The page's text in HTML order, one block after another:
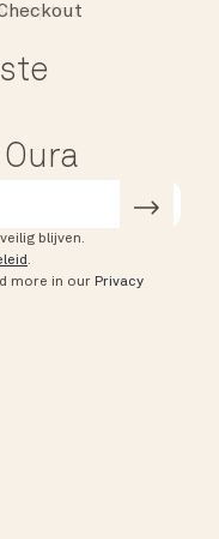
blijven.
.
more in our Privacy